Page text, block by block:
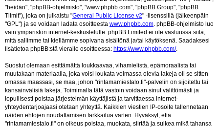
"heidän", "phpBB-ohjelmisto", "www.phpbb.com", "phpBB Group", "phpBB
Tiimit"), joka on julkaistu "General Public License v2" -lisenssillä (jälkeenpäin
"GPL") ja se voidaan ladata osoitteesta www.phpbb.com. phpBB-ohjelmisto luo
vain ympäristön internet-keskustelulle. phpBB Limited ei ole vastuussa siitä,
mitä sallimme tai kiellämme sopivana sisältönä ja/tai käytöksenä. Saadaksesi
lisätietoa phpBB:stä vieraile osoitteessa: https://www.phpbb.com/.
Suostut olemaan esittämättä loukkaavaa, vihamielistä, epämoraalista tai
muutakaan materiaalia, joka voisi loukata voimassa olevia lakeja oli se sitten
omassa maassasi, se maa, johon "rintamamiestalo.fi"-palvelin on sijoitettu tai
kansainvälisiä lakeja. Toimimalla tätä vastoin voidaan sinut välittömästi ja
lopullisesti poistaa järjestelmän käyttäjistä ja tarvittaessa internet-
yhteydentarjoajaasi otetaan yhteyttä. Kaikkien viestien IP-osoite tallennetaan
näiden ehtojen noudattamisen tarkkailua varten. Hyväksyt, että
"rintamamiestalo.fi" on oikeus poistaa, muokata, siirtää ja sulkea mikä tahansa